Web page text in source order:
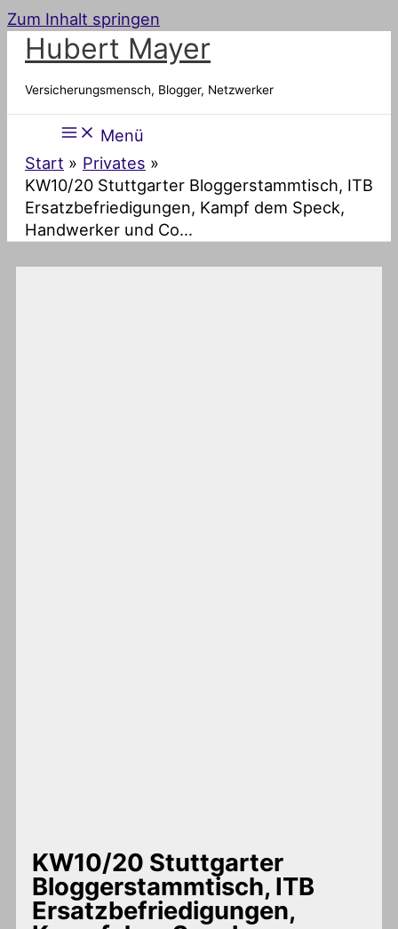
Zum Inhalt springen
Hubert Mayer
Versicherungsmensch, Blogger, Netzwerker
Menü
Start
Privates
KW10/20 Stuttgarter Bloggerstammtisch, ITB
Ersatzbefriedigungen, Kampf dem Speck,
Handwerker und Co…
KW10/20 Stuttgarter
Bloggerstammtisch, ITB
Ersatzbefriedigungen,